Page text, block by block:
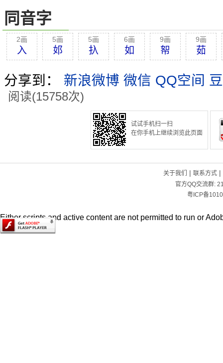
同音字
2画
入
5画
邚
5画
扖
6画
如
9画
帤
9画
茹
分享到： 新浪微博 微信 QQ空间
阅读(15758次)
试试手机扫一扫
在你手机上继续浏览此页面
关于我们 | 联系方式|
官方QQ交流群:
粤ICP备
Either scripts and active content are not permitted to run or